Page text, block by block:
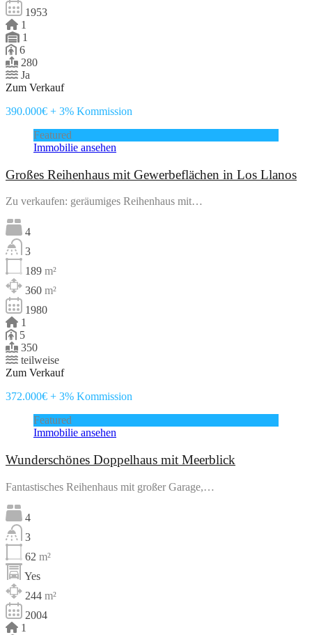
1953
1
1
6
280
Ja
Zum Verkauf
390.000€ + 3% Kommission
Featured
Immobilie ansehen
Großes Reihenhaus mit Gewerbeflächen in Los Llanos
Zu verkaufen: geräumiges Reihenhaus mit…
4
3
189 m²
360 m²
1980
1
5
350
teilweise
Zum Verkauf
372.000€ + 3% Kommission
Featured
Immobilie ansehen
Wunderschönes Doppelhaus mit Meerblick
Fantastisches Reihenhaus mit großer Garage,…
4
3
62 m²
Yes
244 m²
2004
1